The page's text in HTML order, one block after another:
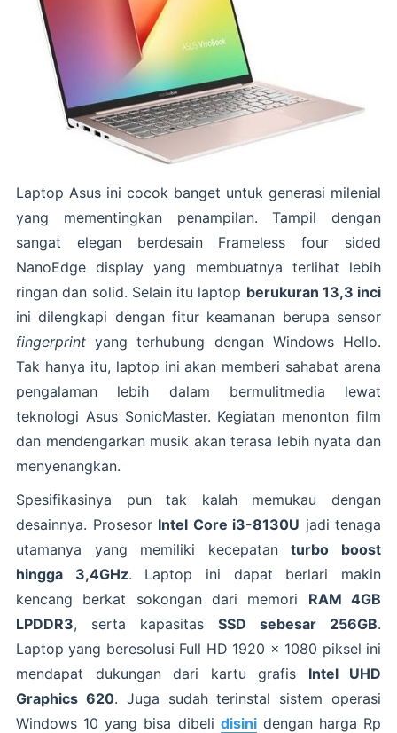
Laptop Asus ini cocok banget untuk generasi milenial
yang mementingkan penampilan. Tampil dengan
sangat elegan berdesain Frameless four sided
NanoEdge display yang membuatnya terlihat lebih
ringan dan solid. Selain itu laptop berukuran 13,3 inci
ini dilengkapi dengan fitur keamanan berupa sensor
fingerprint yang terhubung dengan Windows Hello.
Tak hanya itu, laptop ini akan memberi sahabat arena
pengalaman lebih dalam bermulitmedia lewat
teknologi Asus SonicMaster. Kegiatan menonton film
dan mendengarkan musik akan terasa lebih nyata dan
menyenangkan.
Spesifikasinya pun tak kalah memukau dengan
desainnya. Prosesor Intel Core i3-8130U jadi tenaga
utamanya yang memiliki kecepatanturbo boost
hingga 3,4GHz. Laptop ini dapat berlari makin
kencang berkat sokongan dari memori RAM 4GB
LPDDR3, serta kapasitas SSD sebesar 256GB.
Laptop yang beresolusi Full HD 1920 x 1080 piksel ini
mendapat dukungan dari kartu grafis Intel UHD
Graphics 620. Juga sudah terinstal sistem operasi
Windows 10 yang bisa dibeli disinidengan harga Rp